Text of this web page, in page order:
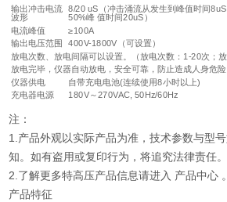
输出冲击电流
波形
8/20 uS（冲击涌流从发生到峰值时间
50%峰 值时间20uS）
电流峰值
≥100A
输出电压范围
400V-1800V（可设置）
放电次数、放电间隔可以设置。（放电次数：1-20次；
放电完毕，仪器自动放电，安全可靠，防止造成人身危险
仪器供电
自带充电电池(连续使用8小时以上)
充电器电源 180V～270VAC, 50Hz/60Hz
注：
1.产品外观以实际产品为准，技术参数与型
知。如有盗用或复印行为，将追究法律责任。
2.了解更多特高压产品信息请进入 产品中心
产品特征